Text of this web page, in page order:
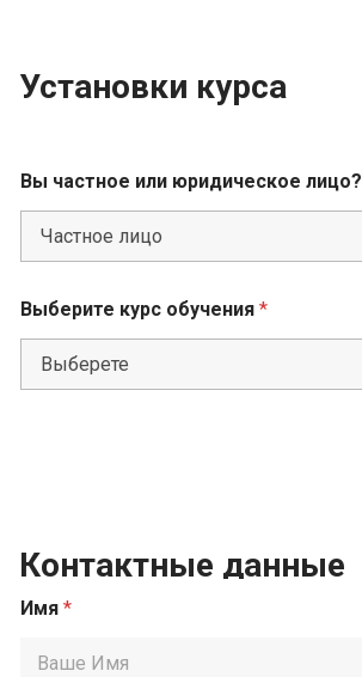
Установки курса
Вы частное или юридическое лицо?
Выберите курс обучения *
Контактные данные
Имя *